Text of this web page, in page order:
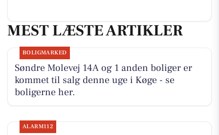
MEST LÆSTE ARTIKLER
BOLIGMARKED
Søndre Molevej 14A og 1 anden boliger er
kommet til salg denne uge i Køge - se
boligerne her.
ALARM112